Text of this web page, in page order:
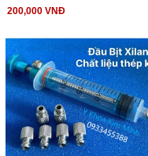
200,000 VNĐ